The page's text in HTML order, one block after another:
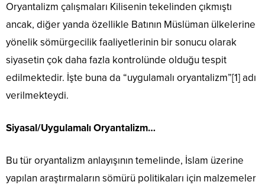
Oryantalizm çalışmaları Kilisenin tekelinden çıkmıştı
ancak, diğer yanda özellikle Batının Müslüman ülkelerine
yönelik sömürgecilik faaliyetlerinin bir sonucu olarak
siyasetin çok daha fazla kontrolünde olduğu tespit
edilmektedir. İşte buna da “uygulamalı oryantalizm”[1] adı
verilmekteydi.
Siyasal/Uygulamalı Oryantalizm…
Bu tür oryantalizm anlayışının temelinde, İslam üzerine
yapılan araştırmaların sömürü politikaları için malzemeler